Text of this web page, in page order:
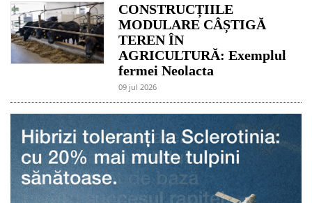
CONSTRUCȚIILE
MODULARE CÂȘTIGĂ
TEREN ÎN
AGRICULTURĂ: Exemplul
fermei Neolacta
09 jul 2026